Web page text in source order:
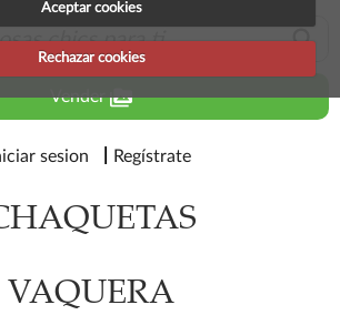
Aceptar cookies
Rechazar cookies
search
Venderperm_media
sesion Regístrate
VAQUERA